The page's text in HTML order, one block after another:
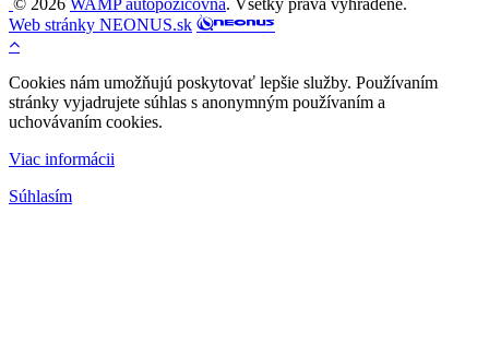
© 2026 WAMP autopožičovňa. Všetky práva vyhradené.
Web stránky NEONUS.sk
Cookies nám umožňujú poskytovať lepšie služby. Používaním
stránky vyjadrujete súhlas s anonymným používaním a
uchovávaním cookies.
Viac informácii
Súhlasím